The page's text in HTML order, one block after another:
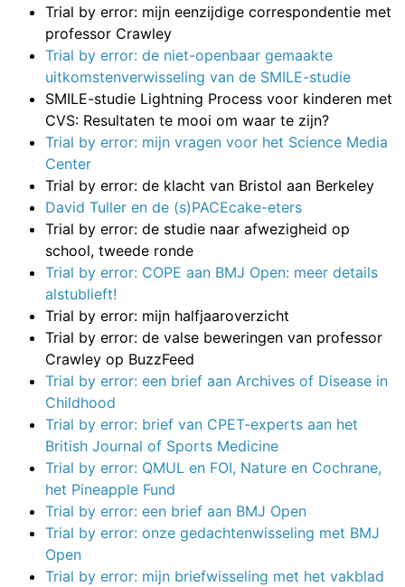
Trial by error: mijn eenzijdige correspondentie met
professor Crawley
Trial by error: de niet-openbaar gemaakte
uitkomstenverwisseling van de SMILE-studie
SMILE-studie Lightning Process voor kinderen met
CVS: Resultaten te mooi om waar te zijn?
Trial by error: mijn vragen voor het Science Media
Center
Trial by error: de klacht van Bristol aan Berkeley
David Tuller en de (s)PACEcake-eters
Trial by error: de studie naar afwezigheid op
school, tweede ronde
Trial by error: COPE aan BMJ Open: meer details
alstublieft!
Trial by error: mijn halfjaaroverzicht
Trial by error: de valse beweringen van professor
Crawley op BuzzFeed
Trial by error: een brief aan Archives of Disease in
Childhood
Trial by error: brief van CPET-experts aan het
British Journal of Sports Medicine
Trial by error: QMUL en FOI, Nature en Cochrane,
het Pineapple Fund
Trial by error: een brief aan BMJ Open
Trial by error: onze gedachtenwisseling met BMJ
Open
Trial by error: mijn briefwisseling met het vakblad